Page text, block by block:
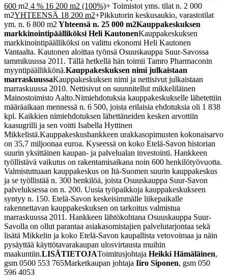
600 m2 4 % 16 200 m2 (100%)+ Toimistot yms. tilat n. 2 000
m2YHTEENSÄ 18 200 m2+Pikkutorin keskusaukio, varastotilat
ym. n. 6 800 m2 Yhteensä n. 25 000 m2Kauppakeskuksen
markkinointipäälliköksi Heli KautonenKauppakeskuksen
markkinointipäälliköksi on valittu ekonomi Heli Kautonen
Vantaalta. Kautonen aloittaa työnsä Osuuskauppa Suur-Savossa
tammikuussa 2011. Tällä hetkellä hän toimii Tamro Pharmaconin
myyntipäällikkönä.Kauppakeskuksen nimi julkaistaan
marraskuussaKauppakeskuksen nimi ja nettisivut julkaistaan
marraskuussa 2010. Nettisivut on suunnitellut mikkeliläinen
Mainostoimisto Aalto.Nimiehdotuksia kauppakeskukselle lähetettiin
määräaikaan mennessä n. 6 500, joista erilaisia ehdotuksia oli 1 838
kpl. Kaikkien nimiehdotuksen lähettäneiden kesken arvottiin
kaasugrilli ja sen voitti Isabella Hyttinen
Mikkelistä.Kauppakeskushankkeen urakkasopimusten kokonaisarvo
on 35,7 miljoonaa euroa. Kyseessä on koko Etelä-Savon historian
suurin yksittäinen kaupan- ja palvelualan investointi. Hankkeen
työllistävä vaikutus on rakentamisaikana noin 600 henkilötyövuotta.
Valmistuttuaan kauppakeskus on Itä-Suomen suurin kauppakeskus
ja se työllistää n. 300 henkilöä, joista Osuuskauppa Suur-Savon
palveluksessa on n. 200. Uusia työpaikkoja kauppakeskukseen
syntyy n. 150. Etelä-Savon keskeisimmälle liikepaikalle
rakennettavan kauppakeskuksen on tarkoitus valmistua
marraskuussa 2011. Hankkeen lähtökohtana Osuuskauppa Suur-
Savolla on ollut parantaa asiakasomistajien palvelutarjontaa sekä
lisätä Mikkelin ja koko Etelä-Savon kaupallista vetovoimaa ja näin
pysäyttää käyttötavarakaupan ulosvirtausta muihin
maakuntiin.LISÄTIETOJAToimitusjohtaja Heikki Hämäläinen,
gsm 0500 553 765Marketkaupan johtaja Iiro Siponen, gsm 050
596 4053